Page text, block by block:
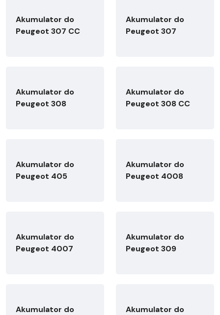
Akumulator do
Peugeot 307 CC
Akumulator do
Peugeot 307
Akumulator do
Peugeot 308
Akumulator do
Peugeot 308 CC
Akumulator do
Peugeot 405
Akumulator do
Peugeot 4008
Akumulator do
Peugeot 4007
Akumulator do
Peugeot 309
Akumulator do Akumulator do